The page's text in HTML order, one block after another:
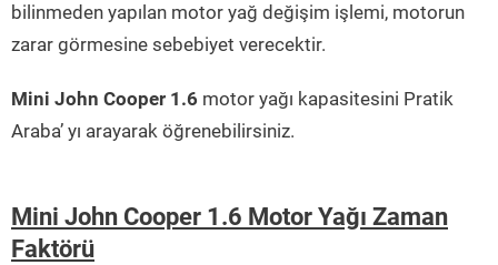
bilinmeden yapılan motor yağ değişim işlemi, motorun
zarar görmesine sebebiyet verecektir.
Mini John Cooper 1.6 motor yağı kapasitesini Pratik
Araba’ yı arayarak öğrenebilirsiniz.
Mini John Cooper 1.6 Motor Yağı Zaman
Faktörü